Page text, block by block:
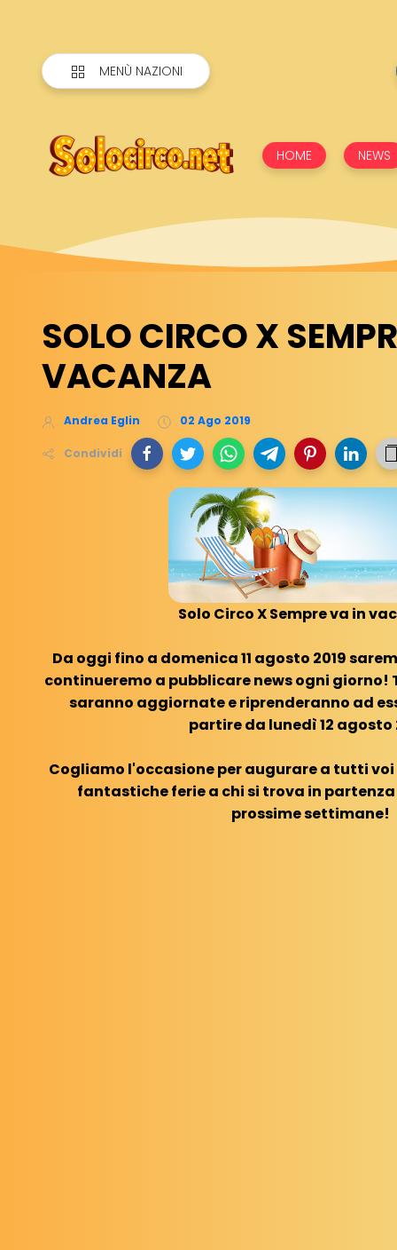
MENÙ NAZIONI
HOME NEWS
SOLO CIRCO X
VACANZA
Andrea Eglin 02 Ago 2019
Condividi
Solo Circo X Sempre va in
Da oggi fino a domenica 11 agosto 2019
continueremo a pubblicare news ogni giorno!
saranno aggiornate e riprenderanno ad
partire da lunedì 12 agosto
Cogliamo l'occasione per augurare a tutti
fantastiche ferie a chi si trova in
prossime settimane!